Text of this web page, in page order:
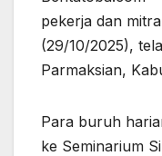
pekerja dan
(29/10/2025),
Parmaksian,
Para buruh
ke Seminarium